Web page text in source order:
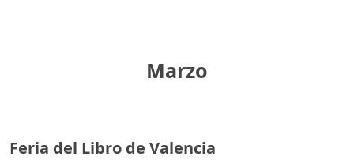
Marzo
Feria del Libro de Valencia